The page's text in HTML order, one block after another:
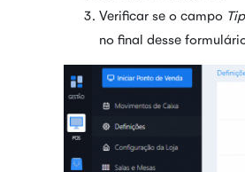
Verificar se o campo
no final desse